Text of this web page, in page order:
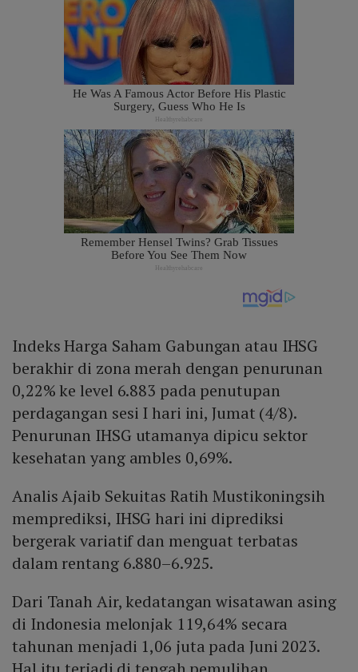
Indeks Harga Saham Gabungan atau IHSG
berakhir di zona merah dengan penurunan
0,22% ke level 6.883 pada penutupan
perdagangan sesi I hari ini, Jumat (4/8).
Penurunan IHSG utamanya dipicu sektor
kesehatan yang ambles 0,69%.
Analis Ajaib Sekuitas Ratih Mustikoningsih
memprediksi, IHSG hari ini diprediksi
bergerak variatif dan menguat terbatas
dalam rentang 6.880–6.925.
Dari Tanah Air, kedatangan wisatawan asing
di Indonesia melonjak 119,64% secara
tahunan menjadi 1,06 juta pada Juni 2023.